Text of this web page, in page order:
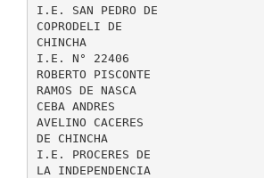
I.E. SAN PEDRO DE
COPRODELI DE
CHINCHA
I.E. N° 22406
ROBERTO PISCONTE
RAMOS DE NASCA
CEBA ANDRES
AVELINO CACERES
DE CHINCHA
I.E. PROCERES DE
LA INDEPENDENCIA